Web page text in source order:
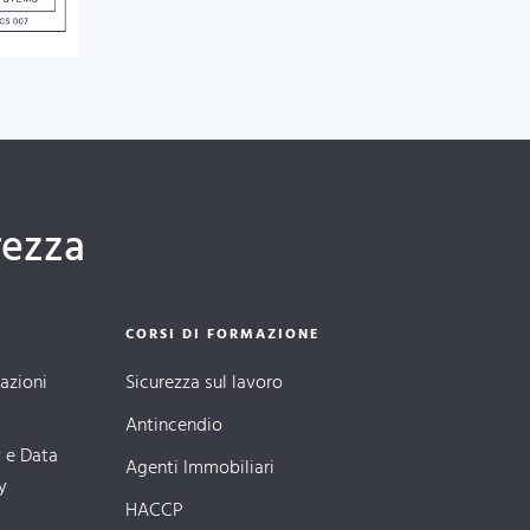
Data
CORSI DI FORMAZIONE
Sicurezza sul lavoro
Antincendio
Agenti Immobiliari
HACCP